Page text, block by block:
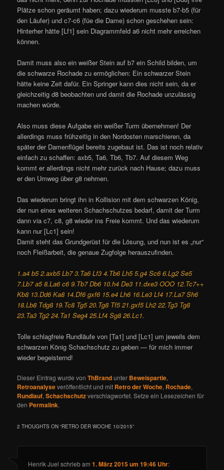
Plätze schon geräumt haben; dazu wiederum musste b7-b5 (für
den Läufer) und c7-c6 (füe die Dame) schon geschehen sein:
Hinterher hätte [Lf1] sein Diagrammfeld a6 nicht mehr erreichen
können.
Damit muss also ein weißer Stein auf b7 ein Schild bilden, um
die schwarze Rochade zu ermöglichen: Ein schwarzer Stein
hätte keine Zeit dafür. Ein Springer kann dies nicht sein, da er
gleichzeitig d8 beobachten und damit die Rochade unzulässig
machen würde.
Also muss diese Aufgabe ein weißer Turm übernehmen! Der
allerdings muss frühzeitig in den Nordosten marschieren, da
später der Damenflügel bereits zugebaut ist. Das ist noch relativ
einfach zu schaffen: axb5, Ta6, Tb6, Tb7. Auf diesem Weg
kommt er allerdings nicht mehr zurück nach Hause; dazu muss
er den Umweg über g8 nehmen.
Das wiederum bringt ihn in Kollision mit dem schwarzen König,
der nun eines weiteren Schachschutzes bedarf, damit der Turm
dann via c7, c8, g8 wieder ins Freie kommt. Und das wiederum
kann nur [Lc1] sein!
Damit steht das Grundgerüst für die Lösung, und nun ist es „nur“
noch Fleißarbeit, die genaue Zugfolge herauszufinden.
1.a4 b5 2.axb5 Lb7 3.Ta6 Lf3 4.Tb6 Lh5 5.g4 Sc6 6.Lg2 Se5
7.Lb7 a5 8.La6 c6 9.Tb7 Db6 10.h4 De3 11.dxe3 OOO 12.Tc7++
Kb8 13.Dd6 Ka8 14.Df6 gxf6 15.e4 Lh6 16.Le3 Lf4 17.La7 Sh6
18.Lb8 Tdg8 19.Tc8 Tg5 20.Tg8 Tf5 21.gxf5 Lh2 22.Tg3 Tg8
23.Ta3 Tg2 24.Ta1 Seg4 25.Lf4 Sg8 26.Lc1.
Tolle schlagfreie Rundläufe von [Ta1] und [Lc1] um jeweils dem
schwarzen König Schachschutz zu geben — für mich immer
wieder begeisternd!
Dieser Eintrag wurde vonThBrandunter Beweispartie,
Retroanalyseveröffentlicht und mit Retro der Woche, Rochade,
Rundlauf,Schachschutzverschlagwortet. Setze ein Lesezeichen für
den Permalink.
2 THOUGHTS ON “RETRO DER WOCHE 10/2015”
Henrik Juel schriebam1. März 2015 um 19:46 Uhr: